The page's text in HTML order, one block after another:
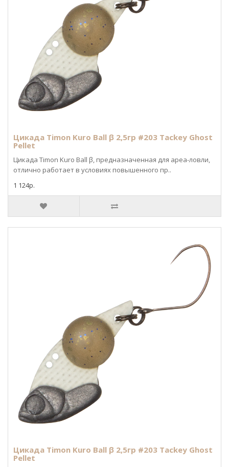
Цикада Timon Kuro Ball β 2,5гр #203 Tackey Ghost
Pellet
Цикада Timon Kuro Ball β, предназначенная для ареа-ловли,
отлично работает в условиях повышенного пр..
1 124р.
Цикада Timon Kuro Ball β 2,5гр #203 Tackey Ghost
Pellet